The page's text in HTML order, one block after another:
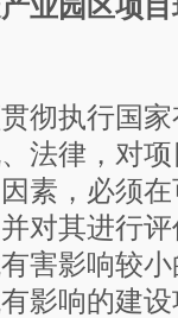
业园区项目
执行国家
法律，对
素，必须
对其进行
害影响较
影响的建